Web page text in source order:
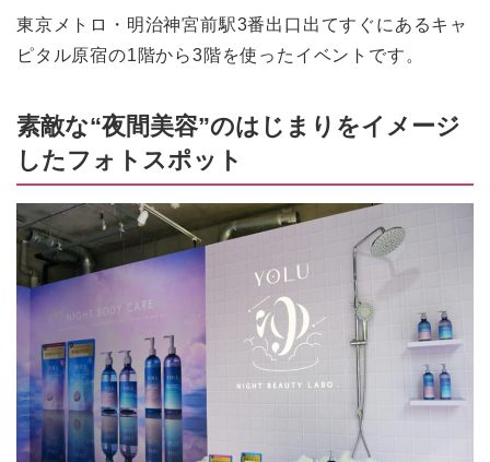
東京メトロ・明治神宮前駅3番出口出てすぐにあるキャ
ピタル原宿の1階から3階を使ったイベントです。
素敵な“夜間美容”のはじまりをイメージ
したフォトスポット